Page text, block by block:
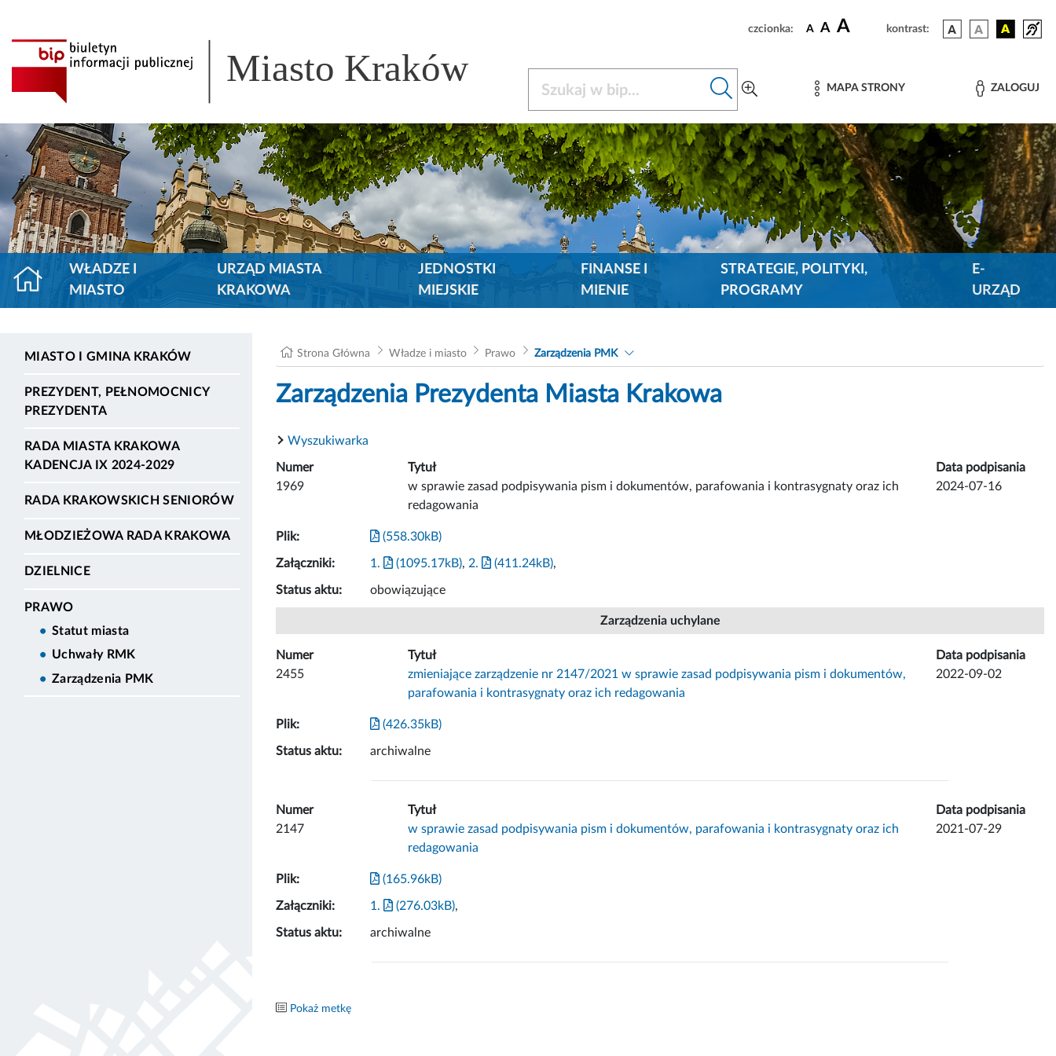
czcionka: A A A kontrast:
Miasto Kraków MAPA STRONY ZALOGUJ
WŁADZE I
MIASTO
URZĄD MIASTA
KRAKOWA
JEDNOSTKI
MIEJSKIE
FINANSE I
MIENIE
STRATEGIE, POLITYKI,
PROGRAMY
E-
URZĄD
MIASTO I GMINA KRAKÓW
PREZYDENT, PEŁNOMOCNICY
PREZYDENTA
RADA MIASTA KRAKOWA
KADENCJA IX 2024-2029
RADA KRAKOWSKICH SENIORÓW
MŁODZIEŻOWA RADA KRAKOWA
DZIELNICE
PRAWO
Statut miasta
Uchwały RMK
Zarządzenia PMK
Strona Główna Władze i miasto Prawo Zarządzenia PMK
Zarządzenia Prezydenta Miasta Krakowa
Wyszukiwarka
Numer Tytuł
Data podpisania
1969
w sprawie zasad podpisywania pism i dokumentów, parafowania i kontrasygnaty oraz ich
redagowania
2024-07-16
Plik: (558.30kB)
Załączniki: 1. (1095.17kB), 2. (411.24kB),
Status aktu: obowiązujące
Zarządzenia uchylane
Numer Tytuł
Data podpisania
2455
zmieniające zarządzenie nr 2147/2021 w sprawie zasad podpisywania pism i dokumentów,
parafowania i kontrasygnaty oraz ich redagowania
2022-09-02
Plik: (426.35kB)
Status aktu: archiwalne
Numer Tytuł
Data podpisania
2147
w sprawie zasad podpisywania pism i dokumentów, parafowania i kontrasygnaty oraz ich
redagowania
2021-07-29
Plik: (165.96kB)
Załączniki: 1. (276.03kB),
Status aktu: archiwalne
Pokaż metkę